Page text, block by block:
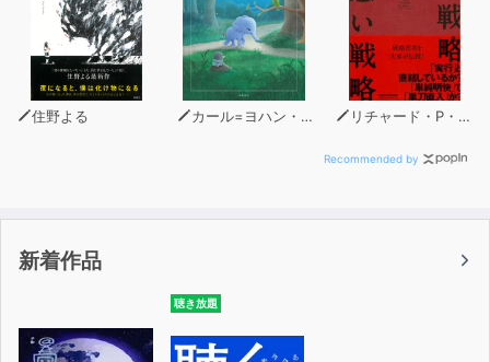
住野よる カール=ヨハン・エリーン（著） リチャード・P・ルメルト
Recommended by
新着作品
聴き放題